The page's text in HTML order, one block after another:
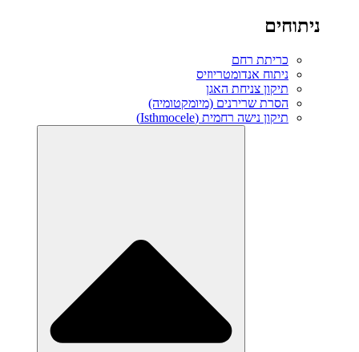
ניתוחים
כריתת רחם
ניתוח אנדומטריוזיס
תיקון צניחת האגן
הסרת שרירנים (מיומקטומיה)
תיקון נישה רחמית (Isthmocele)